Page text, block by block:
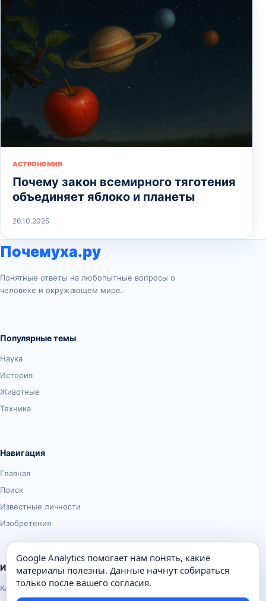
АСТРОНОМИЯ
Почему закон всемирного тяготения
объединяет яблоко и планеты
26.10.2025
Почемуха.ру
Понятные ответы на любопытные вопросы о
человеке и окружающем мире.
Популярные темы
Наука
История
Животные
Техника
Навигация
Главная
Поиск
Известные личности
Изобретения
Информация
Карта сайта
Google Analytics помогает нам понять, какие
материалы полезны. Данные начнут собираться
только после вашего согласия.